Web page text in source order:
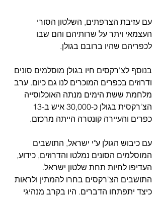
עם עזיבת הצרפתים, השלטון הסורי
העצמאי ויתר על שרותיהם והם שבו
לכפריהם שהיו ברובם בגולן.
בנוסף לצ'רקסים חיו בגולן מוסלמים סונים
ודרוזים בכפרים המוכרים לנו גם כיום. ערב
מלחמת ששת הימים מנתה האוכלוסייה
כפרים והעיירה קונטרה הייתה מרכזם.
עם כיבוש הגולן ע"י ישראל, התושבים
המוסלמים הסונים נמלטו והדרוזים, כידוע,
העדיפו לחיות תחת שלטון ישראל.
התושבים הצ'רקסים בחרו להמתין ולראות
כיצד יתפתחו הדברים. היו בקרב מנהיגי